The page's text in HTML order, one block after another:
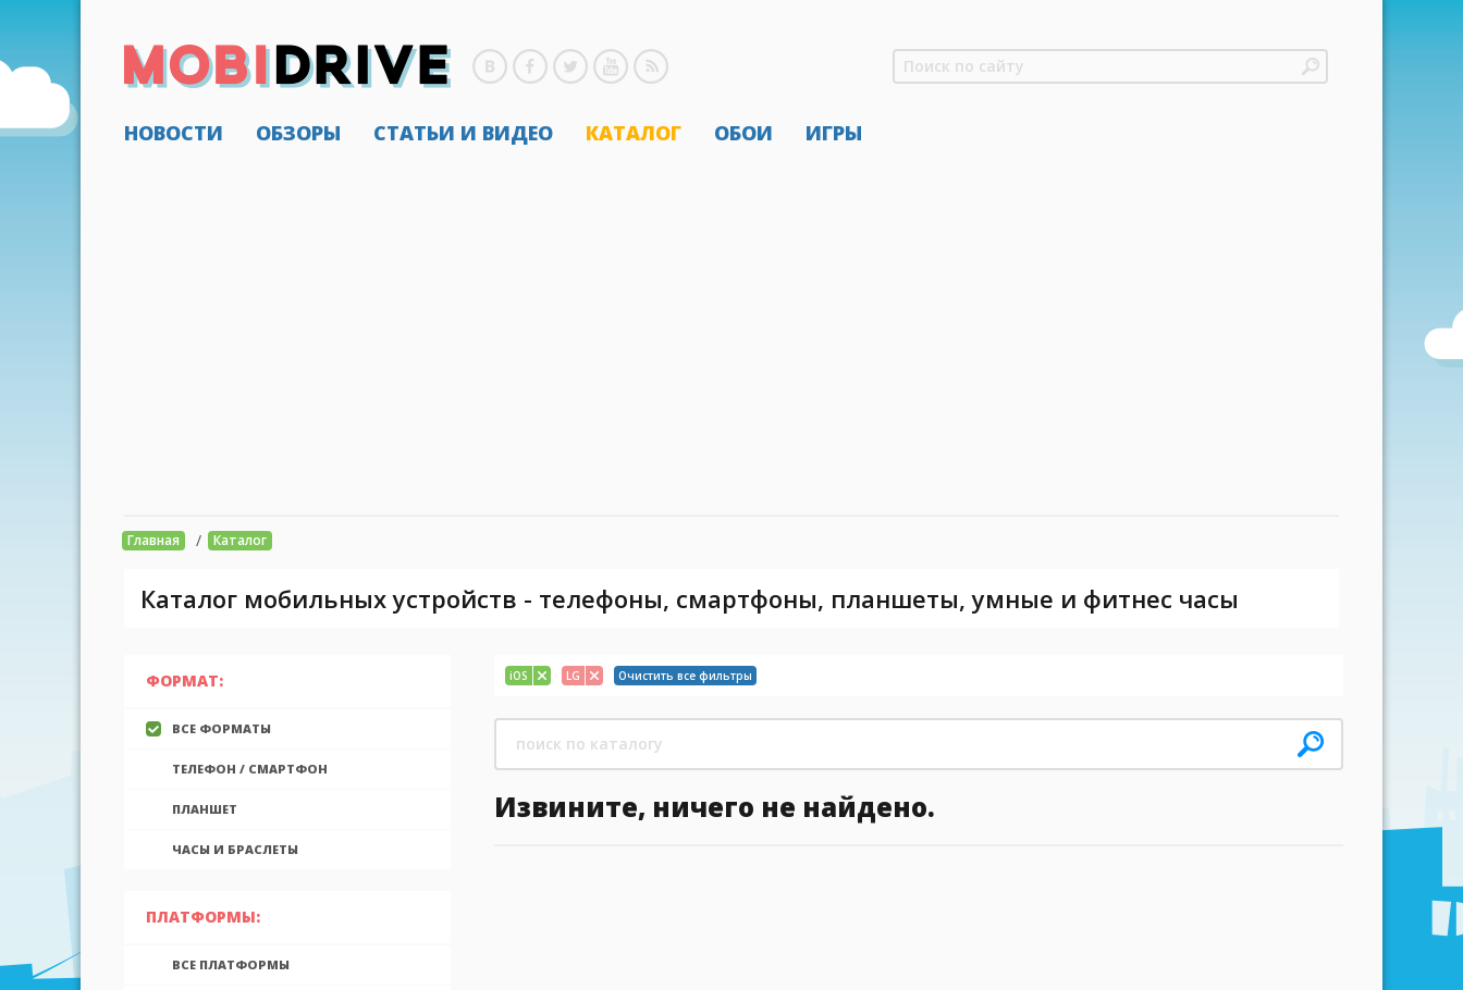
НОВОСТИ ОБЗОРЫ СТАТЬИ И ВИДЕО КАТАЛОГ ОБОИ ИГРЫ
Главная / Каталог
Каталог мобильных устройств - телефоны, смартфоны, планшеты, умные и фитнес часы
ФОРМАТ:
ВСЕ ФОРМАТЫ
ТЕЛЕФОН / СМАРТФОН
ПЛАНШЕТ
ЧАСЫ И БРАСЛЕТЫ
ПЛАТФОРМЫ:
ВСЕ ПЛАТФОРМЫ
iOS LG Очистить все фильтры
Извините, ничего не найдено.